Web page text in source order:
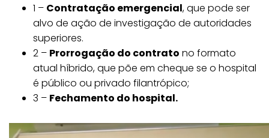
1 – Contratação emergencial, que pode ser
alvo de ação de investigação de autoridades
superiores.
2 – Prorrogação do contrato no formato
atual híbrido, que põe em cheque se o hospital
é público ou privado filantrópico;
3 – Fechamento do hospital.